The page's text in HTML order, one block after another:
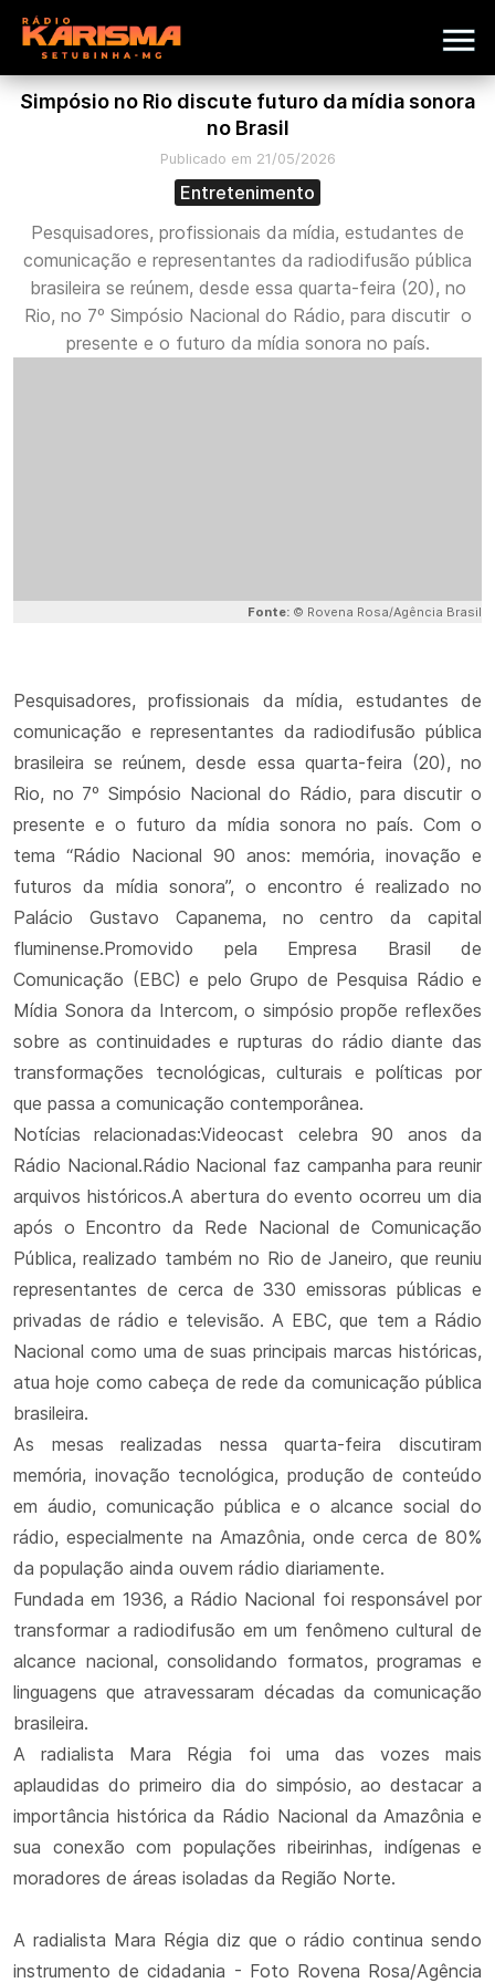
Simpósio no Rio discute futuro da mídia sonora
no Brasil
Publicado em 21/05/2026
Entretenimento
Pesquisadores, profissionais da mídia, estudantes de
comunicação e representantes da radiodifusão pública
brasileira se reúnem, desde essa quarta-feira (20), no
Rio, no 7º Simpósio Nacional do Rádio, para discutir o
presente e o futuro da mídia sonora no país.
Fonte: © Rovena Rosa/Agência Brasil
Pesquisadores, profissionais da mídia, estudantes de
comunicação e representantes da radiodifusão pública
brasileira se reúnem, desde essa quarta-feira (20), no
Rio, no 7º Simpósio Nacional do Rádio, para discutir o
presente e o futuro da mídia sonora no país. Com o
tema “Rádio Nacional 90 anos: memória, inovação e
futuros da mídia sonora”, o encontro é realizado no
Palácio Gustavo Capanema, no centro da capital
fluminense.Promovido pela Empresa Brasil de
Comunicação (EBC) e pelo Grupo de Pesquisa Rádio e
Mídia Sonora da Intercom, o simpósio propõe reflexões
sobre as continuidades e rupturas do rádio diante das
transformações tecnológicas, culturais e políticas por
que passa a comunicação contemporânea.
Notícias relacionadas:Videocast celebra 90 anos da
Rádio Nacional.Rádio Nacional faz campanha para reunir
arquivos históricos.A abertura do evento ocorreu um dia
após o Encontro da Rede Nacional de Comunicação
Pública, realizado também no Rio de Janeiro, que reuniu
representantes de cerca de 330 emissoras públicas e
privadas de rádio e televisão. A EBC, que tem a Rádio
Nacional como uma de suas principais marcas históricas,
atua hoje como cabeça de rede da comunicação pública
brasileira.
As mesas realizadas nessa quarta-feira discutiram
memória, inovação tecnológica, produção de conteúdo
em áudio, comunicação pública e o alcance social do
rádio, especialmente na Amazônia, onde cerca de 80%
da população ainda ouvem rádio diariamente.
Fundada em 1936, a Rádio Nacional foi responsável por
transformar a radiodifusão em um fenômeno cultural de
alcance nacional, consolidando formatos, programas e
linguagens que atravessaram décadas da comunicação
brasileira.
A radialista Mara Régia foi uma das vozes mais
aplaudidas do primeiro dia do simpósio, ao destacar a
importância histórica da Rádio Nacional da Amazônia e
sua conexão com populações ribeirinhas, indígenas e
moradores de áreas isoladas da Região Norte.
A radialista Mara Régia diz que o rádio continua sendo
instrumento de cidadania - Foto Rovena Rosa/Agência